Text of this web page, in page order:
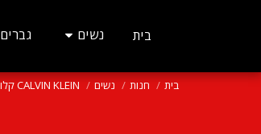
בית נשים גברים
בית חנות נשים CALVIN KLEIN קלווין קליין